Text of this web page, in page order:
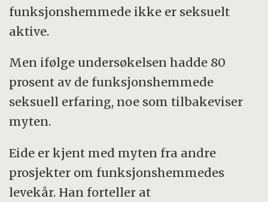
funksjonshemmede ikke er seksuelt
aktive.
Men ifølge undersøkelsen hadde 80
prosent av de funksjonshemmede
seksuell erfaring, noe som tilbakeviser
myten.
Eide er kjent med myten fra andre
prosjekter om funksjonshemmedes
levekår. Han forteller at